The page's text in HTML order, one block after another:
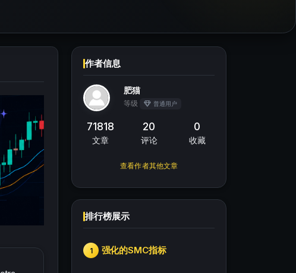
作者信息
肥猫
等级 普通用户
71818
文章
20
评论
0
收藏
查看作者其他文章
排行榜展示
1 强化的SMC指标